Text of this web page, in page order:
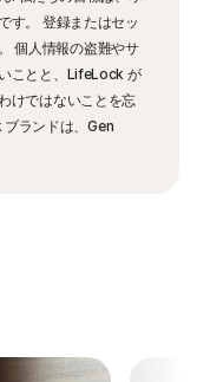
す。 登録またはセッ
個人情報の盗難やサ
ことと、LifeLock が
けではないことを忘
ランドは、Gen